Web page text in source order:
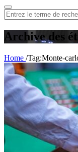
Rechercher
:
Archive des
Home /Tag:Monte-